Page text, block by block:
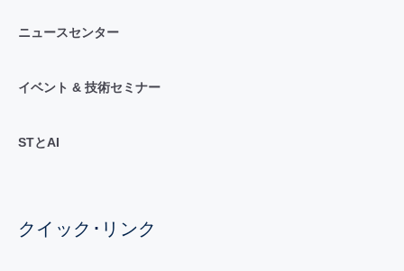
ニュースセンター
イベント & 技術セミナー
STとAI
クイック･リンク